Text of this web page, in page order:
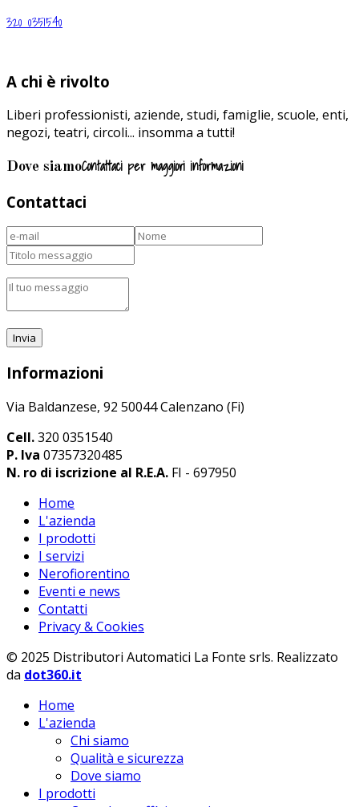
320 0351540
A chi è rivolto
Liberi professionisti, aziende, studi, famiglie, scuole, enti,
negozi, teatri, circoli... insomma a tutti!
Dove siamoContattaci per maggiori informazioni
Contattaci
Informazioni
Via Baldanzese, 92 50044 Calenzano (Fi)
Cell.320 0351540
P. Iva 07357320485
N. ro di iscrizione al R.E.A. FI - 697950
Home
L'azienda
I prodotti
I servizi
Nerofiorentino
Eventi e news
Contatti
Privacy & Cookies
© 2025 Distributori Automatici La Fonte srls. Realizzato
da dot360.it
Home
L'azienda
Chi siamo
Qualità e sicurezza
Dove siamo
I prodotti